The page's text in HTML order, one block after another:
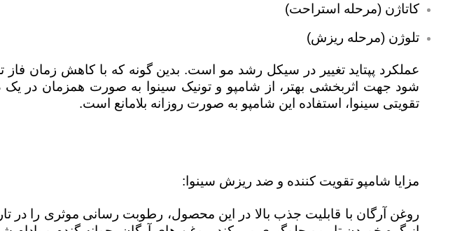
کاتاژن (مرحله استراحت)
تلوژن (مرحله ریزش)
عملکرد پپتاید تغییر در سیکل رشد مو است. بدین گونه که با کاهش زمان فاز
شود جهت اثربخشی بهتر، از شامپو و تونیک سینوا به صورت همزمان در یک
تقویتی سینوا، استفاده این شامپو به صورت روزانه بلامانع است.
مزایا شامپو تقویت کننده و ضد ریزش سینوا:
روغن آرگان با قابلیت جذب بالا در این محصول، رطوبت رسانی موثری را در